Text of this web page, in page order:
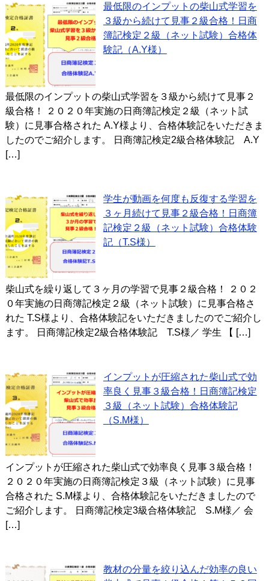
最低限のインプットの柴山式学習を
３級から続けて見事２級合格！日商
簿記検定２級（ネット試験）合格体
験記（A.Y様）
最低限のインプットの柴山式学習を３級から続けて見事２
級合格！ ２０２０年実施の日商簿記検定２級（ネット試
験）に見事合格された A.Y様より、合格体験記をいただきま
したのでご紹介します。 日商簿記検定2級合格体験記 A.Y
[…]
学生が動画を何度も反復する学習を
３ヶ月続けて見事２級合格！日商簿
記検定２級（ネット試験）合格体験
記（T.S様）
柴山式を繰り返して３ヶ月の学習で見事２級合格！ ２０２
０年実施の日商簿記検定２級（ネット試験）に見事合格さ
れた T.S様より、合格体験記をいただきましたのでご紹介し
ます。 日商簿記検定2級合格体験記 T.S様／ 学生 【 […]
インプットが圧縮された柴山式で効
率良く見事３級合格！日商簿記検定
３級（ネット試験）合格体験記
（S.M様）
インプットが圧縮された柴山式で効率良く見事３級合格！
２０２０年実施の日商簿記検定３級（ネット試験）に見事
合格された S.M様より、合格体験記をいただきましたので
ご紹介します。 日商簿記検定3級合格体験記 S.M様／ 会
[…]
教材の分量を絞り込んだ効率の良い